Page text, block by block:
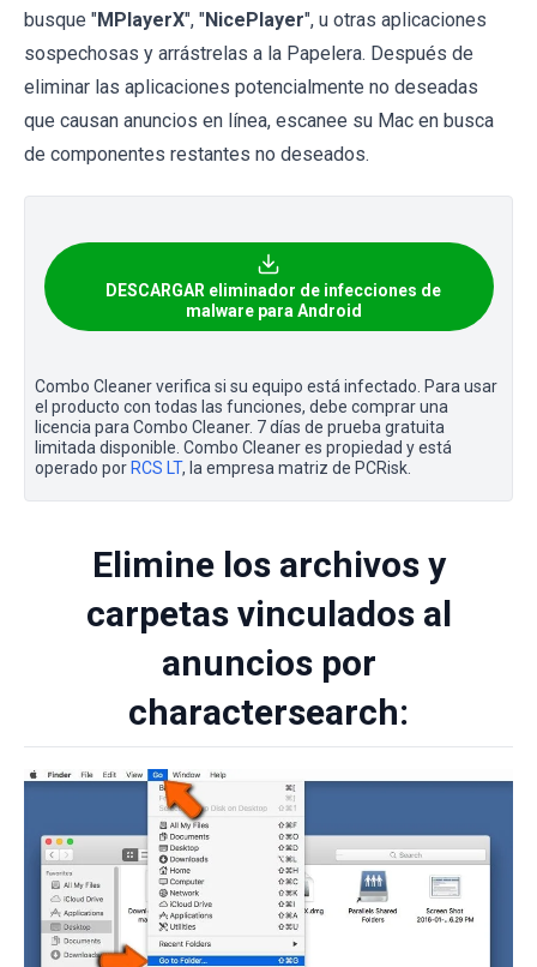
busque "MPlayerX", "NicePlayer", u otras aplicaciones
sospechosas y arrástrelas a la Papelera. Después de
eliminar las aplicaciones potencialmente no deseadas
que causan anuncios en línea, escanee su Mac en busca
de componentes restantes no deseados.
DESCARGAR eliminador de infecciones de
malware para Android
Combo Cleaner verifica si su equipo está infectado. Para usar
el producto con todas las funciones, debe comprar una
licencia para Combo Cleaner. 7 días de prueba gratuita
limitada disponible. Combo Cleaner es propiedad y está
operado por RCS LT, la empresa matriz de PCRisk.
Elimine los archivos y
carpetas vinculados al
anuncios por
charactersearch: